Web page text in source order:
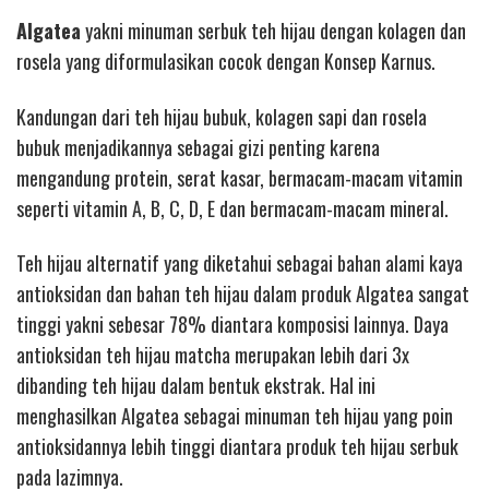
Algateayakni minuman serbuk teh hijau dengan kolagen dan
rosela yang diformulasikan cocok dengan Konsep Karnus.
Kandungan dari teh hijau bubuk, kolagen sapi dan rosela
bubuk menjadikannya sebagai gizi penting karena
mengandung protein, serat kasar, bermacam-macam vitamin
seperti vitamin A, B, C, D, E dan bermacam-macam mineral.
Teh hijau alternatif yang diketahui sebagai bahan alami kaya
antioksidan dan bahan teh hijau dalam produk Algatea sangat
tinggi yakni sebesar 78% diantara komposisi lainnya. Daya
antioksidan teh hijau matcha merupakan lebih dari 3x
dibanding teh hijau dalam bentuk ekstrak. Hal ini
menghasilkan Algatea sebagai minuman teh hijau yang poin
antioksidannya lebih tinggi diantara produk teh hijau serbuk
pada lazimnya.